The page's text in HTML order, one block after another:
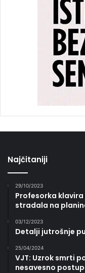
Najčitaniji
29/10/2023
Profesorka
stradala na
03/12/2023
Detalji jutrošnje
25/04/2024
VJT: Uzrok smrti
nesavesno